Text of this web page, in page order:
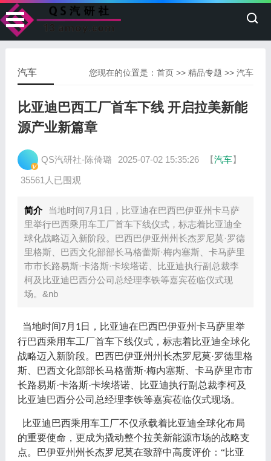
您现在的位置是：首页 >>精品专题 >>汽车
汽车
比亚迪巴西工厂首车下线 开启拉美新能
源产业新篇章
QS汽研社-陈倚璐 2025-07-02 15:35:26 【汽车】
35561人已围观
简介
当地时间7月1日，比亚迪在巴西巴伊亚州卡马萨
里举行巴西乘用车工厂首车下线仪式，标志着比亚迪全
球化战略迈入新阶段。巴西巴伊亚州州长杰罗尼莫·罗德
里格斯、巴西文化部部长马格蕾斯·梅内塞斯、卡马萨里
市市长路易斯·卡洛斯·卡埃塔诺、比亚迪执行副总裁李
柯及比亚迪巴西分公司总经理李铁等嘉宾莅临仪式现
场。&nb
当地时间7月 1日，比亚迪在巴西巴伊亚州卡马萨里举
行巴西乘用车工厂首车下线仪式，标志着比亚迪全球化
战略迈入新阶段。巴西巴伊亚州州长杰罗尼莫·罗德里格
斯、巴西文化部部长马格蕾斯·梅内塞斯、卡马萨里市市
长路易斯·卡洛斯·卡埃塔诺、比亚迪执行副总裁李柯及
比亚迪巴西分公司总经理李铁等嘉宾莅临仪式现场。
比亚迪巴西乘用车工厂不仅承载着比亚迪全球化布局
的重要使命，更成为撬动整个拉美新能源市场的战略支
点。巴伊亚州州长杰罗尼莫在致辞中高度评价： “比亚